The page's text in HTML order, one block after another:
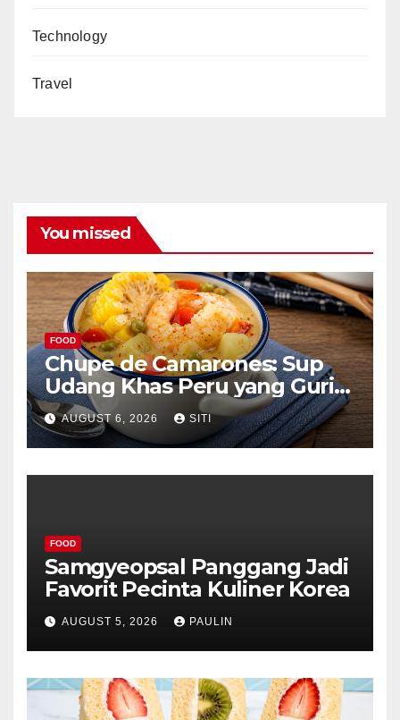
Technology
Travel
You missed
FOOD
Chupe de Camarones: Sup
Udang Khas Peru yang Gurih
Lezat
AUGUST 6, 2026 SITI
FOOD
Samgyeopsal Panggang Jadi
Favorit Pecinta Kuliner Korea
AUGUST 5, 2026 PAULIN